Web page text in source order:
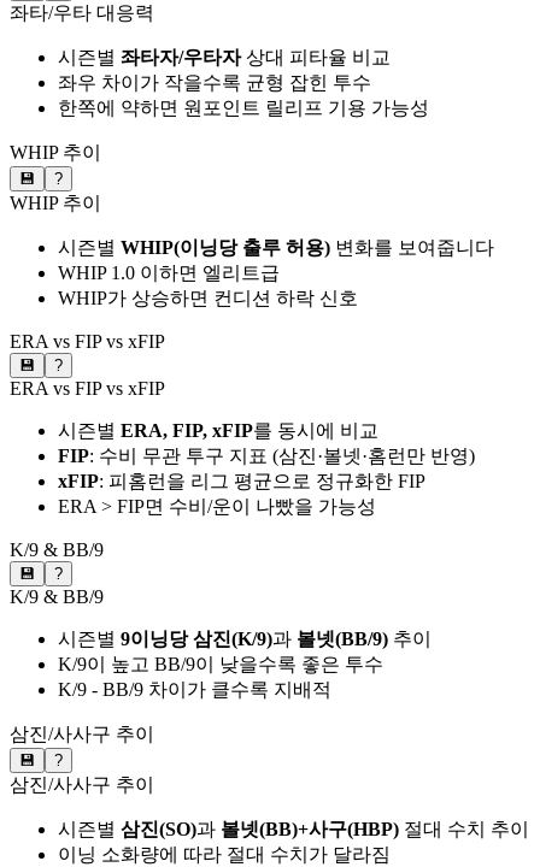
좌타/우타 대응력
시즌별 좌타자/우타자상대 피타율 비교
좌우 차이가 작을수록 균형 잡힌 투수
한쪽에 약하면 원포인트 릴리프 기용 가능성
WHIP 추이
💾 ?
WHIP 추이
시즌별 WHIP(이닝당 출루 허용) 변화를 보여줍니다
WHIP 1.0 이하면 엘리트급
WHIP가 상승하면 컨디션 하락 신호
ERA vs FIP vs xFIP
💾 ?
ERA vs FIP vs xFIP
시즌별 ERA, FIP, xFIP를 동시에 비교
FIP: 수비 무관 투구 지표 (삼진·볼넷·홈런만 반영)
xFIP: 피홈런을 리그 평균으로 정규화한 FIP
ERA > FIP면 수비/운이 나빴을 가능성
K/9 & BB/9
💾 ?
K/9 & BB/9
시즌별 9이닝당 삼진(K/9)과 볼넷(BB/9) 추이
K/9이 높고 BB/9이 낮을수록 좋은 투수
K/9 - BB/9 차이가 클수록 지배적
삼진/사사구 추이
💾 ?
삼진/사사구 추이
시즌별 삼진(SO)과 볼넷(BB)+사구(HBP) 절대 수치 추이
이닝 소화량에 따라 절대 수치가 달라짐